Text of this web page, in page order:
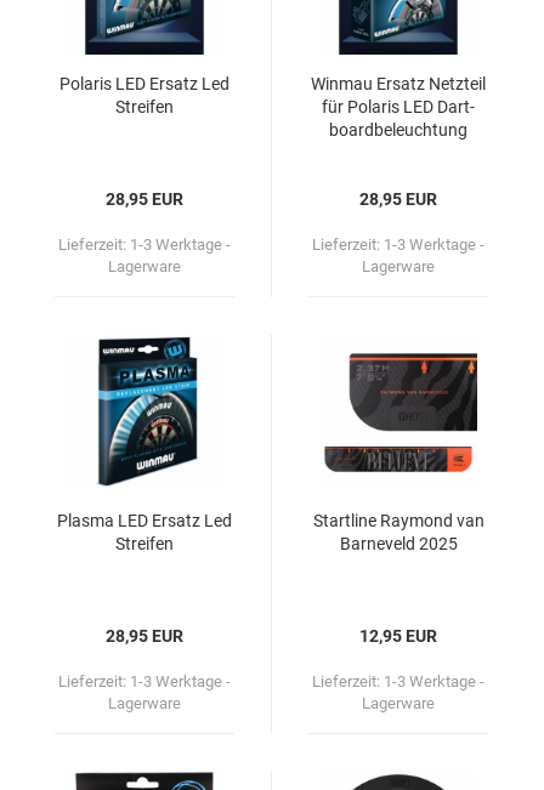
Po­la­ris LED Er­satz Led
Strei­fen
28,95 EUR
Lieferzeit: 1-3 Werktage -
Lagerware
Win­mau Er­satz Netz­teil
für Po­la­ris LED Dart­
board­be­leuch­tung
28,95 EUR
Lieferzeit: 1-3 Werktage -
Lagerware
Plas­ma LED Er­satz Led
Strei­fen
28,95 EUR
Lieferzeit: 1-3 Werktage -
Lagerware
Start­li­ne Ray­mond van
Bar­ne­veld 2025
12,95 EUR
Lieferzeit: 1-3 Werktage -
Lagerware